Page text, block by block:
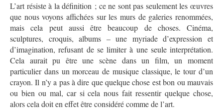
L’art résiste à la définition ; ce ne sont pas seulement les œuvres
que nous voyons affichées sur les murs de galeries renommées,
mais cela peut aussi être beaucoup de choses. Cinéma,
sculptures, croquis, albums – une myriade d’expression et
d’imagination, refusant de se limiter à une seule interprétation.
Cela aurait pu être une scène dans un film, un moment
particulier dans un morceau de musique classique, le tour d’un
crayon. Il n’y a pas à dire que quelque chose est bon ou mauvais
ou bien ou mal, car si cela nous fait ressentir quelque chose,
alors cela doit en effet être considéré comme de l’art.